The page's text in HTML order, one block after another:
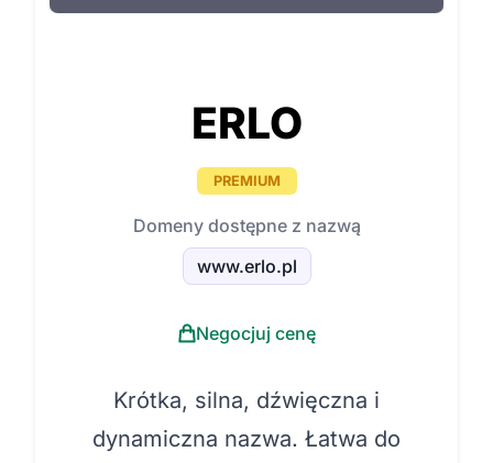
ERLO
PREMIUM
Domeny dostępne z nazwą
www.erlo.pl
Negocjuj cenę
Krótka, silna, dźwięczna i
dynamiczna nazwa. Łatwa do